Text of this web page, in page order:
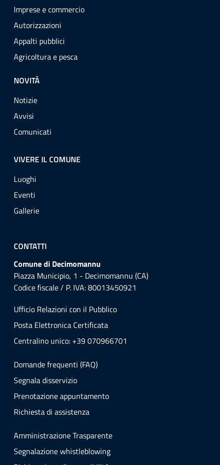
Imprese e commercio
Autorizzazioni
Appalti pubblici
Agricoltura e pesca
NOVITÀ
Notizie
Avvisi
Comunicati
VIVERE IL COMUNE
Luoghi
Eventi
Gallerie
CONTATTI
Comune di Decimomannu
Piazza Municipio, 1 - Decimomannu (CA)
Codice fiscale / P. IVA: 80013450921
Ufficio Relazioni con il Pubblico
Posta Elettronica Certificata
Centralino unico: +39 070966701
Domande frequenti (FAQ)
Segnala disservizio
Prenotazione appuntamento
Richiesta di assistenza
Amministrazione Trasparente
Segnalazione whistleblowing